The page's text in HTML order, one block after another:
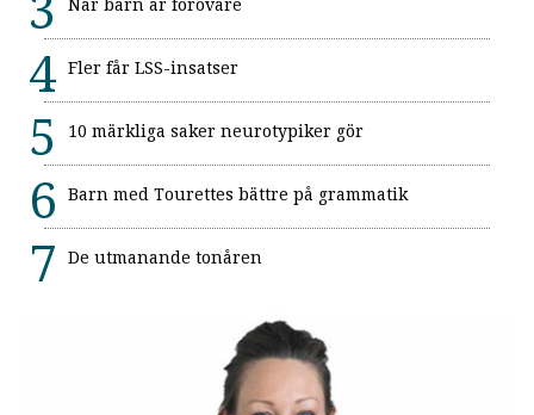
När barn är förövare
Fler får LSS-insatser
10 märkliga saker neurotypiker gör
Barn med Tourettes bättre på grammatik
De utmanande tonåren